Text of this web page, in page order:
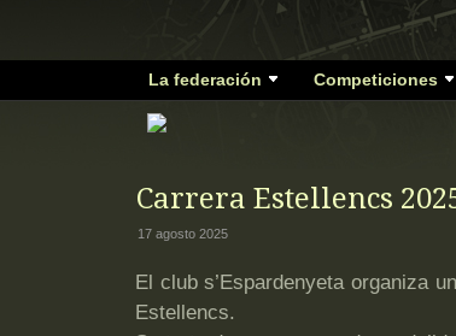
La federación Competiciones
Carrera Estellencs
17 agosto 2025
El club s’Espardenyeta organiza
Estellencs.